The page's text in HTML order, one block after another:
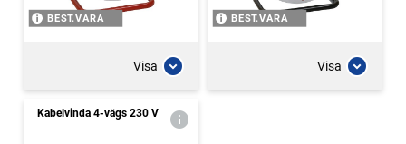
BEST.VARA
Visa
BEST.VARA
Visa
Kabelvinda 4-vägs 230 V